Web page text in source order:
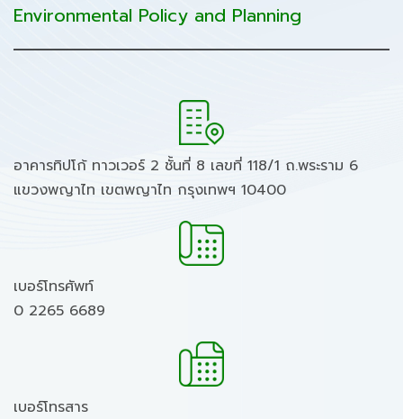
Environmental Policy and Planning
อาคารทิปโก้ ทาวเวอร์ 2 ชั้นที่ 8 เลขที่ 118/1 ถ.พระราม 6
แขวงพญาไท เขตพญาไท กรุงเทพฯ 10400
เบอร์โทรศัพท์
0 2265 6689
เบอร์โทรสาร